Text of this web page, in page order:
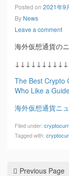
Posted on 2021年9
By News
Leave a comment
海外仮想通貨の
The Best Crypto
Who Like a
海外仮想通貨ニ
Filed under:
Tagged with:
Previous Page